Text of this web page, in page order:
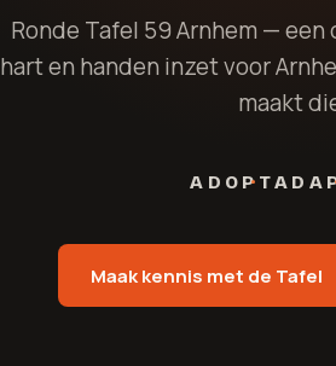
Ronde Tafel 59 Arnhem —
hart en handen inzet voor
maakt
ADOPT
Maak kennis met de Tafel